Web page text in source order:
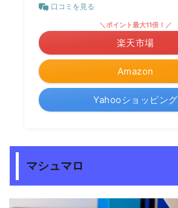
口コミを見る
Amazon
＼ポイント最大11倍！／
楽天市場
Yahooショッピング
マシュマロ